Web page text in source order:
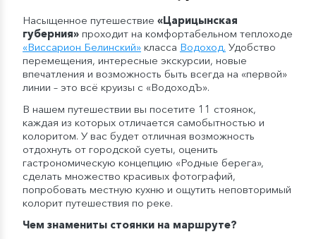
Насыщенное путешествие «Царицынская
губерния» проходит на комфортабельном теплоходе
«Виссарион Белинский» класса Водоход. Удобство
перемещения, интересные экскурсии, новые
впечатления и возможность быть всегда на «первой»
линии – это всё круизы с «ВодоходЪ».
В нашем путешествии вы посетите 11 стоянок,
каждая из которых отличается самобытностью и
колоритом. У вас будет отличная возможность
отдохнуть от городской суеты, оценить
гастрономическую концепцию «Родные берега»,
сделать множество красивых фотографий,
попробовать местную кухню и ощутить неповторимый
колорит путешествия по реке.
Чем знамениты стоянки на маршруте?